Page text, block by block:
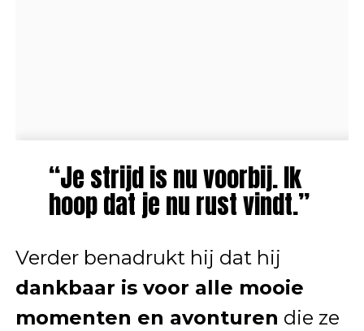
“Je strijd is nu voorbij. Ik
hoop dat je nu rust vindt.”
Verder benadrukt hij dat hij
dankbaar is voor alle mooie
momenten en avonturen die ze